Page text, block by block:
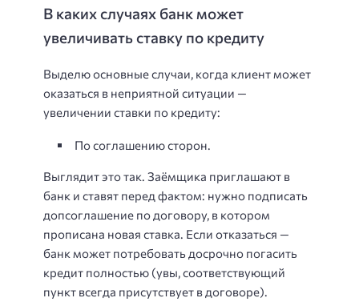
В каких случаях банк может
увеличивать ставку по кредиту
Выделю основные случаи, когда клиент может
оказаться в неприятной ситуации —
увеличении ставки по кредиту:
По соглашению сторон.
Выглядит это так. Заёмщика приглашают в
банк и ставят перед фактом: нужно подписать
допсоглашение по договору, в котором
прописана новая ставка. Если отказаться —
банк может потребовать досрочно погасить
кредит полностью (увы, соответствующий
пункт всегда присутствует в договоре).